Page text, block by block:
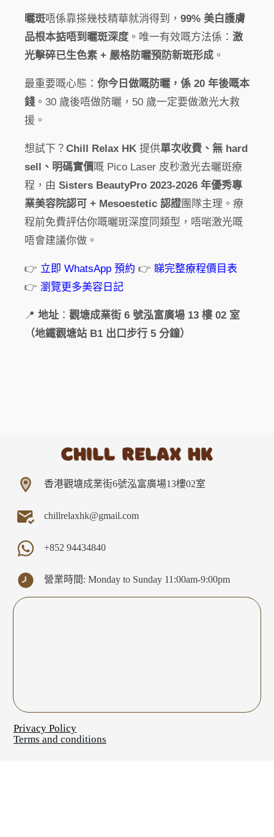
曬斑唔係靠搽幾枝精華就消得到， 99% 美白護膚
品根本掂唔到曬斑深度 。唯一有效嘅方法係： 激
光擊碎已生色素 + 嚴格防曬預防新斑形成 。
最重要嘅心態： 你今日做嘅防曬，係 20 年後嘅本
錢 。30 歲後唔做防曬，50 歲一定要做激光大救
援。
想試下？ Chill Relax HK 提供單次收費、無 hard
sell、明碼實價嘅 Pico Laser 皮秒激光去曬斑療
程，由 Sisters BeautyPro 2023-2026 年優秀專
業美容院認可 + Mesoestetic 認證團隊主理。療
程前免費評估你嘅曬斑深度同類型，唔啱激光嘅
唔會建議你做。
👉 立即 WhatsApp 預約 👉 睇完整療程價目表
👉 瀏覽更多美容日記
📍 地址 ： 觀塘成業街 6 號泓富廣場 13 樓 02 室
（地鐵觀塘站 B1 出口步行 5 分鐘）
香港觀塘成業街6號泓富廣場13樓02室
chillrelaxhk@gmail.com
+852 94434840
營業時間: Monday to Sunday 11:00am-9:00pm
Privacy Policy
Terms and conditions